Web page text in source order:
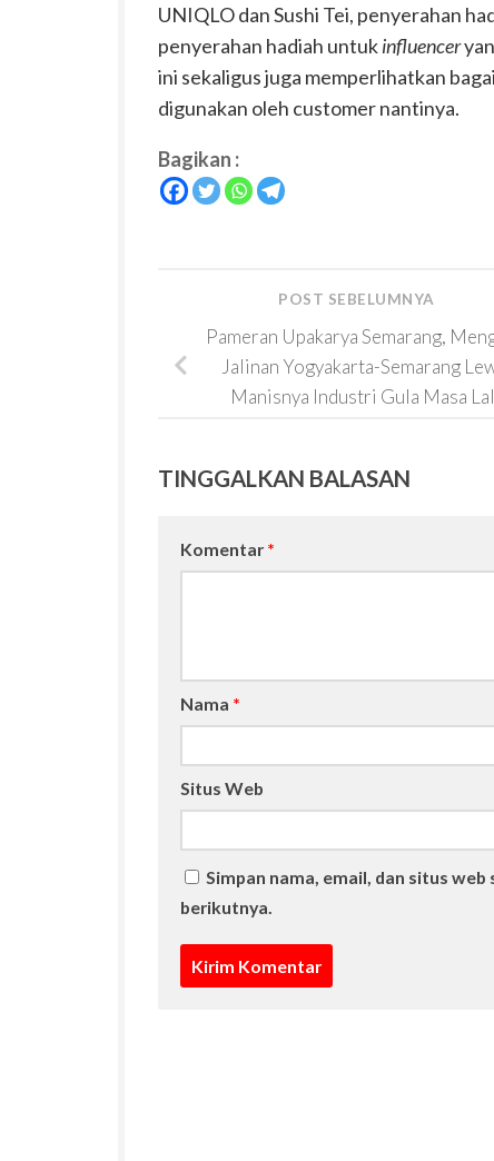
UNIQLO dan Sushi Tei, penyerahan
penyerahan hadiah untukinfluencer
ini sekaligus juga memperlihatkan
digunakan oleh customer nantinya.
Bagikan :
POST SEBELUMNYA
Pameran Upakarya Semarang,
Jalinan Yogyakarta-Semarang
Manisnya Industri Gula Masa
TINGGALKAN BALASAN
Komentar *
Nama *
Situs Web
Simpan nama, email, dan situs
berikutnya.